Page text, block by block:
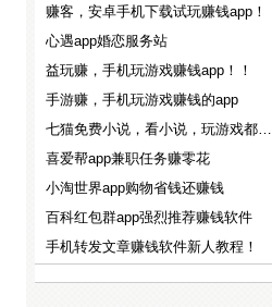
赚客，安卓手机下载试玩赚钱app！
心遇app婚恋服务站
益玩赚，手机玩游戏赚钱app！！
手游赚，手机玩游戏赚钱的app
七猫免费小说，看小说，玩游戏都能赚钱！！
喜爱帮app兼职任务赚零花
小淘世界app购物省钱还赚钱
百科红包群app强烈推荐赚钱软件
手机转发文章赚钱软件新人教程！